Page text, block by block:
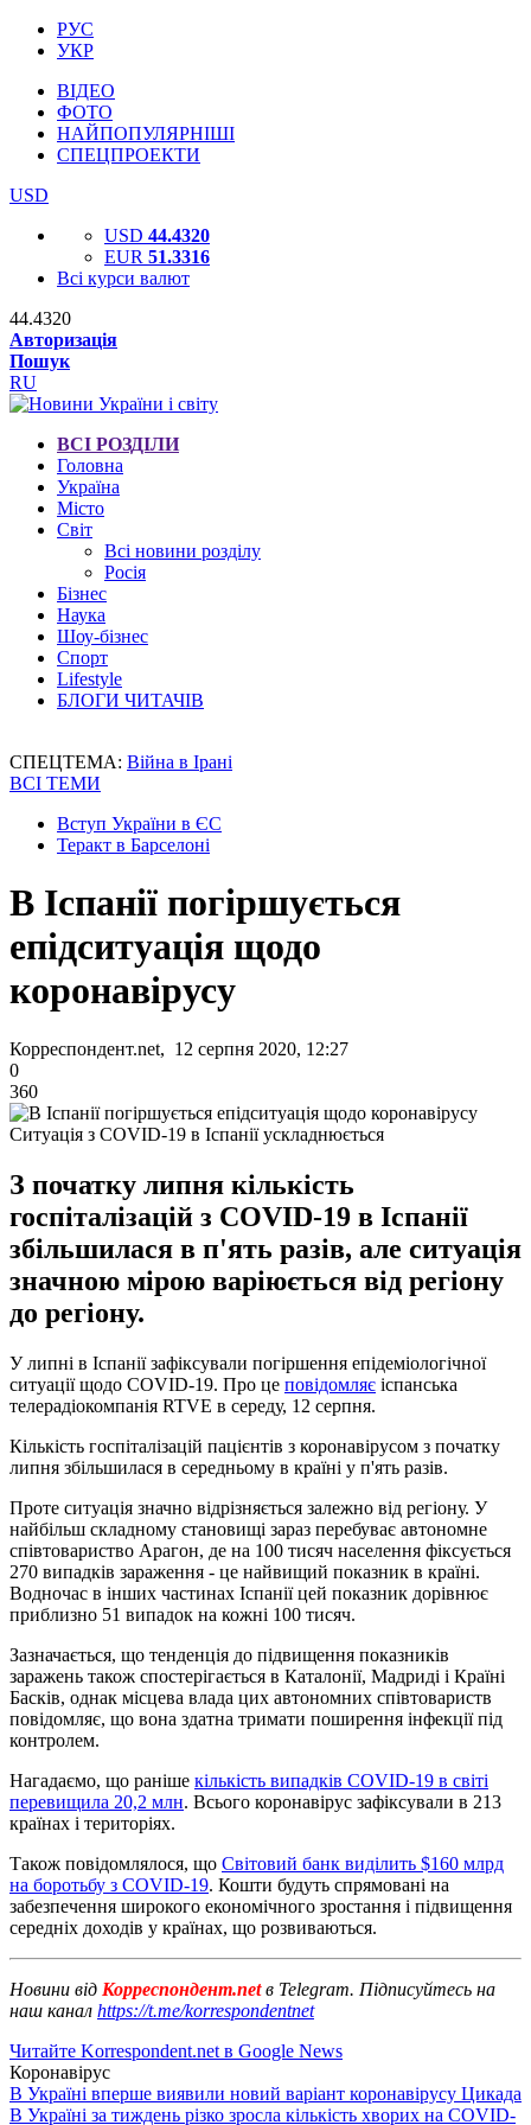
РУС
УКР
ВІДЕО
ФОТО
НАЙПОПУЛЯРНІШІ
СПЕЦПРОЕКТИ
USD
USD 44.4320
EUR 51.3316
Всі курси валют
44.4320
Авторизація
Пошук
RU
ВСІ РОЗДІЛИ
Головна
Україна
Місто
Світ
Всі новини розділу
Росія
Бізнес
Наука
Шоу-бізнес
Спорт
Lifestyle
БЛОГИ ЧИТАЧІВ
СПЕЦТЕМА: Війна в Ірані
ВСІ ТЕМИ
Вступ України в ЄС
Теракт в Барселоні
В Іспанії погіршується
епідситуація щодо
коронавірусу
Корреспондент.net, 12 серпня 2020, 12:27
0
360
Ситуація з COVID-19 в Іспанії ускладнюється
З початку липня кількість
госпіталізацій з COVID-19 в Іспанії
збільшилася в п'ять разів, але ситуація
значною мірою варіюється від регіону
до регіону.
У липні в Іспанії зафіксували погіршення епідеміологічної
ситуації щодо COVID-19. Про це повідомляє іспанська
телерадіокомпанія RTVE в середу, 12 серпня.
Кількість госпіталізацій пацієнтів з коронавірусом з початку
липня збільшилася в середньому в країні у п'ять разів.
Проте ситуація значно відрізняється залежно від регіону. У
найбільш складному становищі зараз перебуває автономне
співтовариство Арагон, де на 100 тисяч населення фіксується
270 випадків зараження - це найвищий показник в країні.
Водночас в інших частинах Іспанії цей показник дорівнює
приблизно 51 випадок на кожні 100 тисяч.
Зазначається, що тенденція до підвищення показників
заражень також спостерігається в Каталонії, Мадриді і Країні
Басків, однак місцева влада цих автономних співтовариств
повідомляє, що вона здатна тримати поширення інфекції під
контролем.
Нагадаємо, що раніше кількість випадків COVID-19 в світі
перевищила 20,2 млн. Всього коронавірус зафіксували в 213
країнах і територіях.
Також повідомлялося, що Світовий банк виділить $160 млрд
на боротьбу з COVID-19. Кошти будуть спрямовані на
забезпечення широкого економічного зростання і підвищення
середніх доходів у країнах, що розвиваються.
Новини від Корреспондент.netв Telegram. Підписуйтесь на
наш канал https://t.me/korrespondentnet
Читайте Korrespondent.net в Google News
Коронавірус
В Україні вперше виявили новий варіант коронавірусу Цикада
В Україні за тиждень різко зросла кількість хворих на COVID-